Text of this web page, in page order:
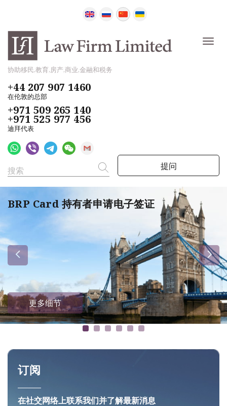
协助移民,教育,房产,商业,金融和税务
+44 207 907 1460
在伦敦的总部
+971 509 265 140
+971 525 977 456
迪拜代表
提问
BRP Card 持有者申请电子签证
更多细节
订阅
在社交网络上联系我们并了解最新消息